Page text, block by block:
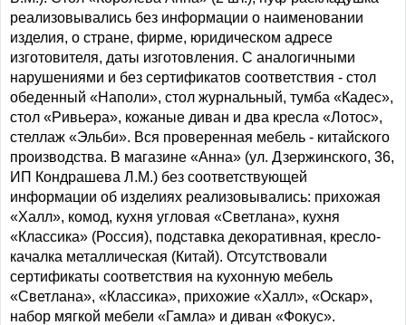
реализовывались без информации о наименовании
изделия, о стране, фирме, юридическом адресе
изготовителя, даты изготовления. С аналогичными
нарушениями и без сертификатов соответствия - стол
обеденный «Наполи», стол журнальный, тумба «Кадес»,
стол «Ривьера», кожаные диван и два кресла «Лотос»,
стеллаж «Эльби». Вся проверенная мебель - китайского
производства. В магазине «Анна» (ул. Дзержинского, 36,
ИП Кондрашева Л.М.) без соответствующей
информации об изделиях реализовывались: прихожая
«Халл», комод, кухня угловая «Светлана», кухня
«Классика» (Россия), подставка декоративная, кресло-
качалка металлическая (Китай). Отсутствовали
сертификаты соответствия на кухонную мебель
«Светлана», «Классика», прихожие «Халл», «Оскар»,
набор мягкой мебели «Гамла» и диван «Фокус».